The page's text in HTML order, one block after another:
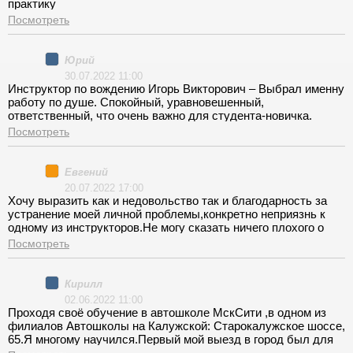
делать правильные маневры. А у меня остались хорошие
воспоминания о курсах, о группе, о преподавателях, чего и
всем желаю.
практику
Посмотреть
Юрий
30.07.2022 11:00
Инструктор по вождению Игорь Викторович – Выбрал именну
работу по душе. Спокойный, уравновешенный,
ответственный, что очень важно для студента-новичка.
Благодаря этим людям я без проблем сдал экзамены в
сервисном центре. Также хочу поблагодарить
по любым вопросам, и руководство МскСити за помощь и их
Посмотреть
Евгений
20.07.2022 17:00
Хочу выразить как и недовольство так и благодарность за
устранение моей личной проблемы,конкретно неприязнь к
одному из инструкторов.Не могу сказать ничего плохого о
нём,но лично мне один из инструкторов не подошел.У меня
не особо получалось на первом занятии ездить на
машина,инструктор Анатолий Игоревич был не не особо
общительный не нашли с ним мы общий язык , чтобы он не
говорил у меня не получалось, скорее всего из-за нервов но
всё же.На мой запрос поменять инструктора по вождению
отреагировали вполне адекватно , и абсолютно бесплатно
.Поняли меня и поменяли мне инструктора ,я был приятно
Посмотреть
Кирилл
02.06.2022 11:00
Проходя своё обучение в автошколе МскСити ,в одном из
филиалов Автошколы на Калужской: Старокалужское шоссе,
65.Я многому научился.Первый мой выезд в город был для